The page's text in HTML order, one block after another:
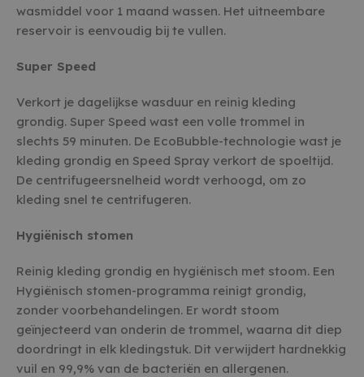
wasmiddel voor 1 maand wassen. Het uitneembare
reservoir is eenvoudig bij te vullen.
Super Speed
Verkort je dagelijkse wasduur en reinig kleding
grondig. Super Speed wast een volle trommel in
slechts 59 minuten. De EcoBubble-technologie wast je
kleding grondig en Speed Spray verkort de spoeltijd.
De centrifugeersnelheid wordt verhoogd, om zo
kleding snel te centrifugeren.
Hygiënisch stomen
Reinig kleding grondig en hygiënisch met stoom. Een
Hygiënisch stomen-programma reinigt grondig,
zonder voorbehandelingen. Er wordt stoom
geïnjecteerd van onderin de trommel, waarna dit diep
doordringt in elk kledingstuk. Dit verwijdert hardnekkig
vuil en 99,9% van de bacteriën en allergenen.